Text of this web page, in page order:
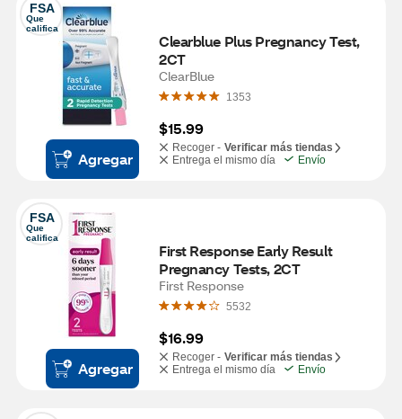
FSA
Que
califica
Agregar
Clearblue Plus Pregnancy Test,
2CT
ClearBlue
1353
$15.99
Recoger - Verificar más tiendas
Entrega el mismo día
Envío
FSA
Que
califica
Agregar
First Response Early Result
Pregnancy Tests, 2CT
First Response
5532
$16.99
Recoger - Verificar más tiendas
Entrega el mismo día
Envío